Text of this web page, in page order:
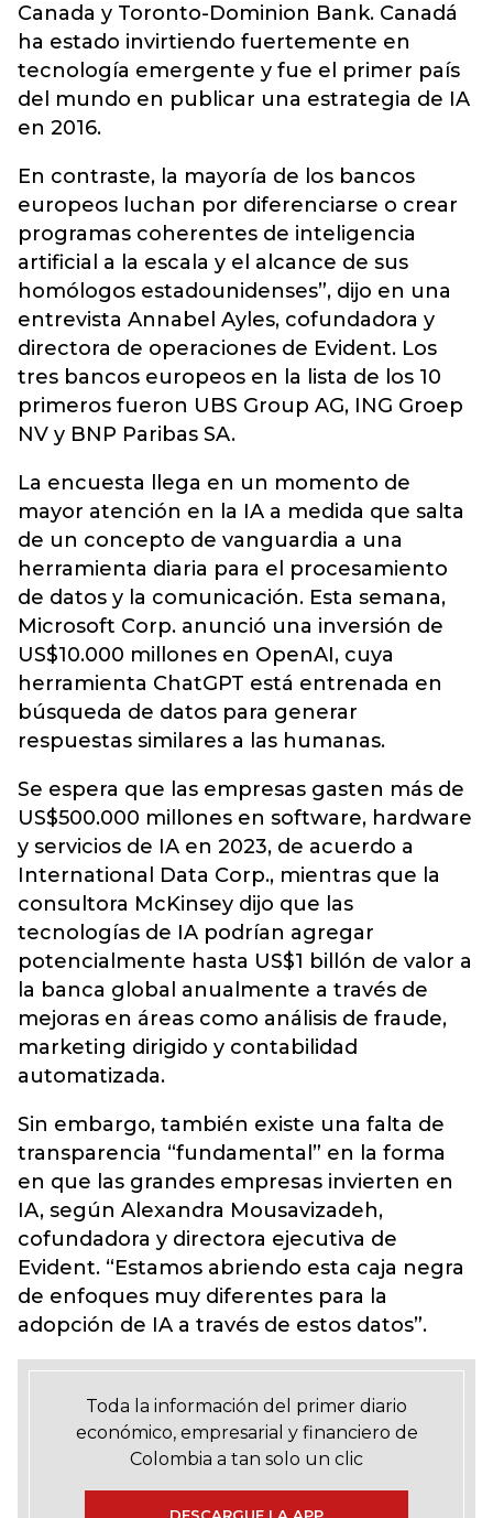
Canada y Toronto-Dominion Bank. Canadá
ha estado invirtiendo fuertemente en
tecnología emergente y fue el primer país
del mundo en publicar una estrategia de IA
en 2016.
En contraste, la mayoría de los bancos
europeos luchan por diferenciarse o crear
programas coherentes de inteligencia
artificial a la escala y el alcance de sus
homólogos estadounidenses”, dijo en una
entrevista Annabel Ayles, cofundadora y
directora de operaciones de Evident. Los
tres bancos europeos en la lista de los 10
primeros fueron UBS Group AG, ING Groep
NV y BNP Paribas SA.
La encuesta llega en un momento de
mayor atención en la IA a medida que salta
de un concepto de vanguardia a una
herramienta diaria para el procesamiento
de datos y la comunicación. Esta semana,
Microsoft Corp. anunció una inversión de
US$10.000 millones en OpenAI, cuya
herramienta ChatGPT está entrenada en
búsqueda de datos para generar
respuestas similares a las humanas.
Se espera que las empresas gasten más de
US$500.000 millones en software, hardware
y servicios de IA en 2023, de acuerdo a
International Data Corp., mientras que la
consultora McKinsey dijo que las
tecnologías de IA podrían agregar
potencialmente hasta US$1 billón de valor a
la banca global anualmente a través de
mejoras en áreas como análisis de fraude,
marketing dirigido y contabilidad
automatizada.
Sin embargo, también existe una falta de
transparencia “fundamental” en la forma
en que las grandes empresas invierten en
IA, según Alexandra Mousavizadeh,
cofundadora y directora ejecutiva de
Evident. “Estamos abriendo esta caja negra
de enfoques muy diferentes para la
adopción de IA a través de estos datos”.
Toda la información del primer diario
económico, empresarial y financiero de
Colombia a tan solo un clic